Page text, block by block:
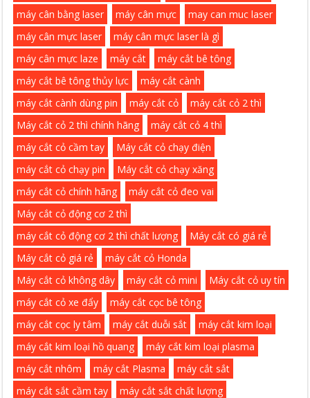
máy cân bằng laser
máy cân mực
may can muc laser
máy cân mực laser
máy cân mực laser là gì
máy cân mực laze
máy cắt
máy cắt bê tông
máy cắt bê tông thủy lực
máy cắt cành
máy cắt cành dùng pin
máy cắt cỏ
máy cắt cỏ 2 thì
Máy cắt cỏ 2 thì chính hãng
máy cắt cỏ 4 thì
máy cắt cỏ cầm tay
Máy cắt cỏ chạy điện
máy cắt cỏ chạy pin
Máy cắt cỏ chạy xăng
máy cắt cỏ chính hãng
máy cắt cỏ đeo vai
Máy cắt cỏ động cơ 2 thì
máy cắt cỏ động cơ 2 thì chất lượng
Máy cắt có giá rẻ
Máy cắt cỏ giá rẻ
máy cắt cỏ Honda
Máy cắt cỏ không dây
máy cắt cỏ mini
Máy cắt cỏ uy tín
máy cắt cỏ xe đẩy
máy cắt cọc bê tông
máy cắt cọc ly tâm
máy cắt duỗi sắt
máy cắt kim loại
máy cắt kim loại hồ quang
máy cắt kim loại plasma
máy cắt nhôm
máy cắt Plasma
máy cắt sắt
máy cắt sắt cầm tay
máy cắt sắt chất lượng